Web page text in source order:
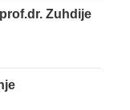
Zuhdije